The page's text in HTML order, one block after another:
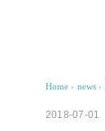
Home › news ›
2018-07-01